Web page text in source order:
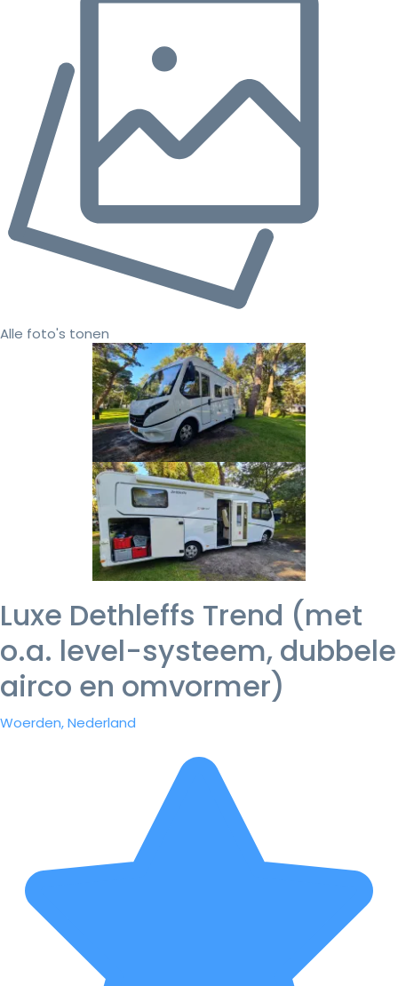
Alle foto's tonen
Luxe Dethleffs Trend (met
o.a. level-systeem, dubbele
airco en omvormer)
Woerden, Nederland